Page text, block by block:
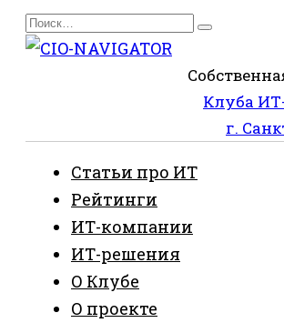
Перейти
к
Search
for:
Клуба
г.
Статьи про ИТ
Рейтинги
ИТ-компании
ИТ-решения
О Клубе
О проекте